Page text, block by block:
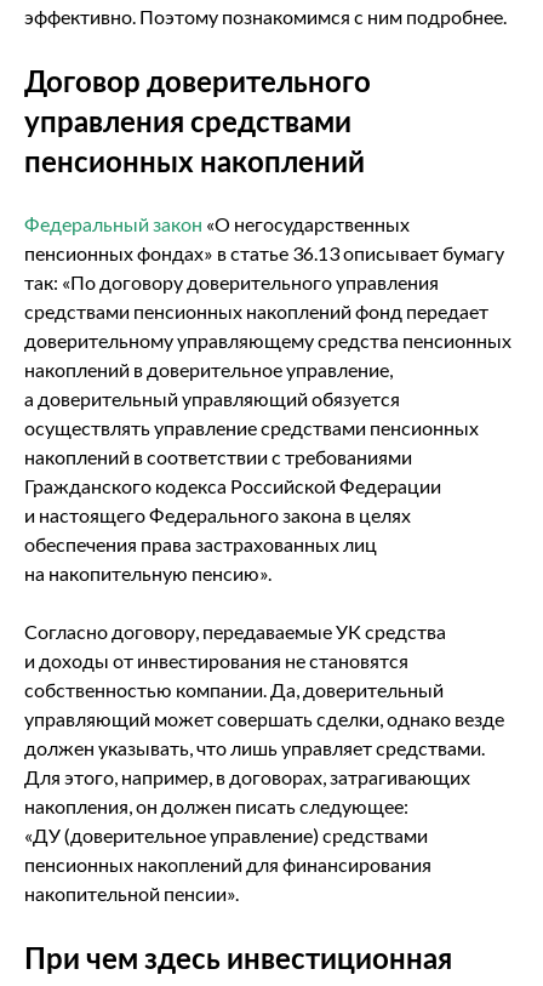
эффективно. Поэтому познакомимся с ним подробнее.
Договор доверительного
управления средствами
пенсионных накоплений
Федеральный закон «О негосударственных
пенсионных фондах» в статье 36.13 описывает бумагу
так: «По договору доверительного управления
средствами пенсионных накоплений фонд передает
доверительному управляющему средства пенсионных
накоплений в доверительное управление,
а доверительный управляющий обязуется
осуществлять управление средствами пенсионных
накоплений в соответствии с требованиями
Гражданского кодекса Российской Федерации
и настоящего Федерального закона в целях
обеспечения права застрахованных лиц
на накопительную пенсию».
Согласно договору, передаваемые УК средства
и доходы от инвестирования не становятся
собственностью компании. Да, доверительный
управляющий может совершать сделки, однако везде
должен указывать, что лишь управляет средствами.
Для этого, например, в договорах, затрагивающих
накопления, он должен писать следующее:
«ДУ (доверительное управление) средствами
пенсионных накоплений для финансирования
накопительной пенсии».
При чем здесь инвестиционная